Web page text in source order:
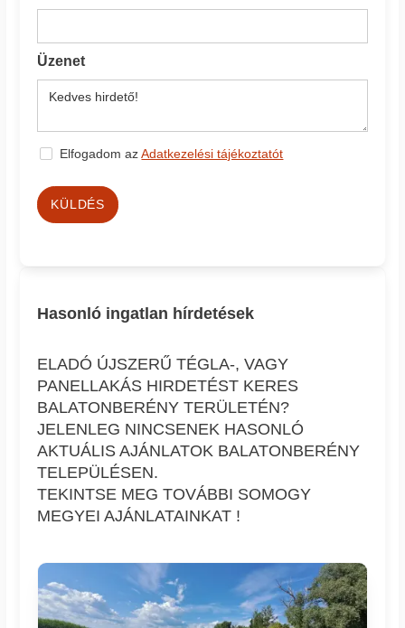
Üzenet
Elfogadom azAdatkezelési tájékoztatót
KÜLDÉS
Hasonló ingatlan hírdetések
ELADÓ ÚJSZERŰ TÉGLA-, VAGY
PANELLAKÁS HIRDETÉST KERES
BALATONBERÉNY TERÜLETÉN?
JELENLEG NINCSENEK HASONLÓ
AKTUÁLIS AJÁNLATOK BALATONBERÉNY
TELEPÜLÉSEN.
TEKINTSE MEG TOVÁBBI SOMOGY
MEGYEI AJÁNLATAINKAT !